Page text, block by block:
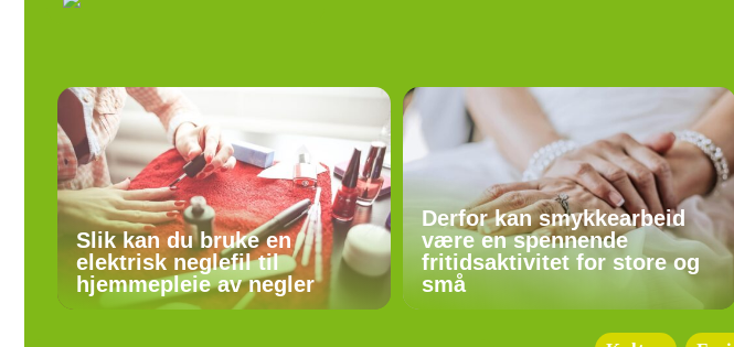
Slik kan du bruke en
elektrisk neglefil til
hjemmepleie av negler
Derfor kan smykkearbeid
være en spennende
fritidsaktivitet for store og
små